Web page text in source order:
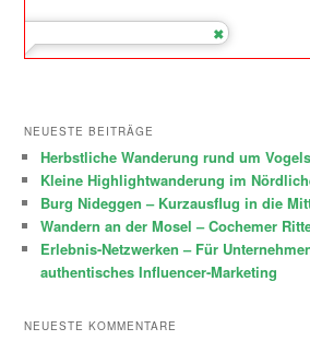
NEUESTE BEITRÄGE
Herbstliche Wanderung rund um
Kleine Highlightwanderung im
Burg Nideggen – Kurzausflug in die
Wandern an der Mosel – Cochemer
Erlebnis-Netzwerken – Für
authentisches Influencer-Marketing
NEUESTE KOMMENTARE